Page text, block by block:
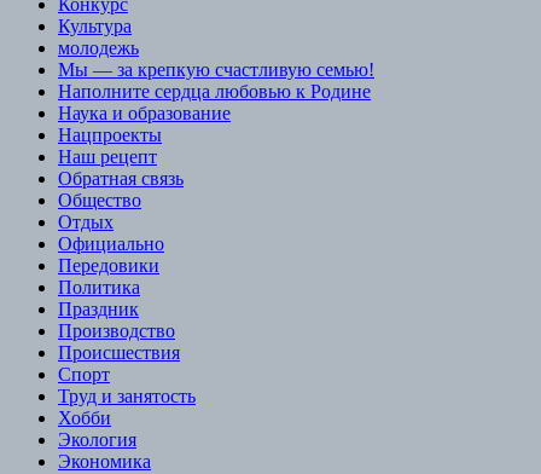
Конкурс
Культура
молодежь
Мы — за крепкую счастливую семью!
Наполните сердца любовью к Родине
Наука и образование
Нацпроекты
Наш рецепт
Обратная связь
Общество
Отдых
Официально
Передовики
Политика
Праздник
Производство
Происшествия
Спорт
Труд и занятость
Хобби
Экология
Экономика